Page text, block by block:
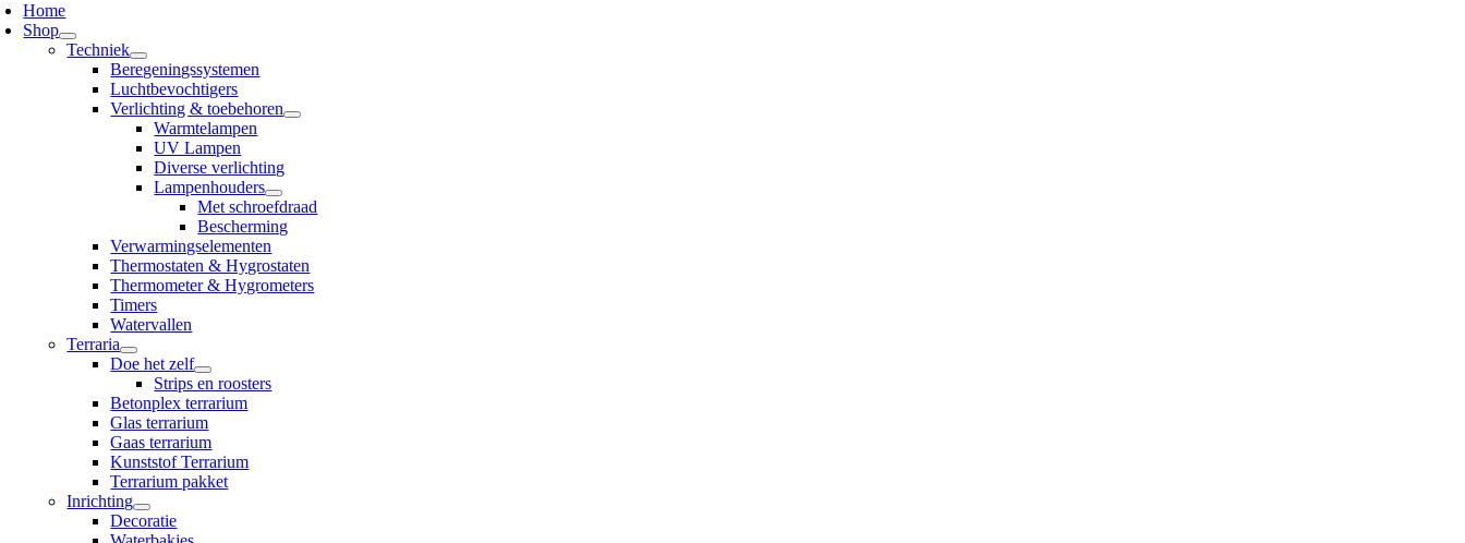
Home
Shop
Techniek
Beregeningssystemen
Luchtbevochtigers
Verlichting & toebehoren
Warmtelampen
UV Lampen
Diverse verlichting
Lampenhouders
Met schroefdraad
Bescherming
Verwarmingselementen
Thermostaten & Hygrostaten
Thermometer & Hygrometers
Timers
Watervallen
Terraria
Doe het zelf
Strips en roosters
Betonplex terrarium
Glas terrarium
Gaas terrarium
Kunststof Terrarium
Terrarium pakket
Inrichting
Decoratie